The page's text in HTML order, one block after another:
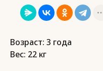
Возраст: 3 года
Вес: 22 кг